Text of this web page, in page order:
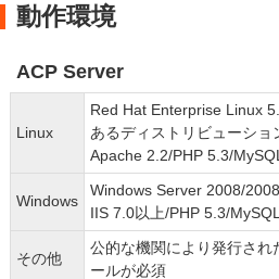
動作環境
ACP Server
Linux
Red Hat Enterprise Linux
あるディストリビューショ
Apache 2.2/PHP 5.3/
Windows
Windows Server 2008/
IIS 7.0以上/PHP 5.3/
その他
公的な機関により発行され
ールが必須